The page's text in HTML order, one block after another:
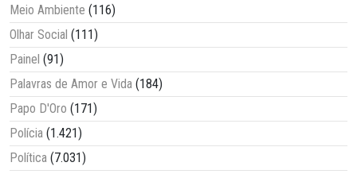
Meio Ambiente (116)
Olhar Social (111)
Painel (91)
Palavras de Amor e Vida (184)
Papo D'Oro (171)
Polícia (1.421)
Política (7.031)